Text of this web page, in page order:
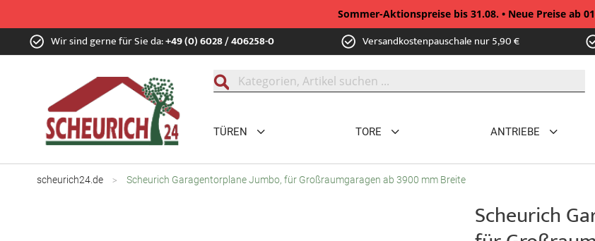
Sommer-Aktionspreise bis 31.08. • Neue Preise ab
Zum
Inhalt Wir sind gerne für Sie da:+49 (0) 6028 / 406258-0 Versandkostenpauschale nur 5,90 €
TÜREN TORE ANTRIEBE
scheurich24.de Scheurich Garagentorplane Jumbo, für Großraumgaragen ab 3900 mm Breite
Scheurich